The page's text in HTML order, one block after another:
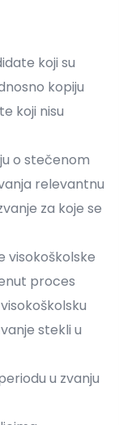
koji su
kopiju
koji nisu
o stečenom
relevantnu
za koje se
visokoškolske
proces
stekli u
u zvanju